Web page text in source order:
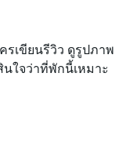
เขียนรีวิว ดูรูปภาพ
ใจว่าที่พักนี้เหมาะ